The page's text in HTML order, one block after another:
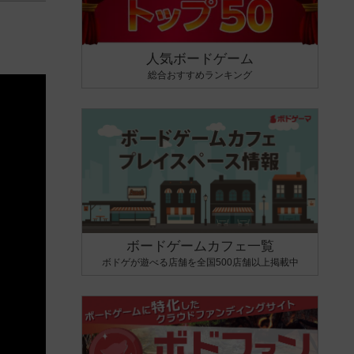
人気ボードゲーム
総合おすすめランキング
ボードゲームカフェ一覧
ボドゲが遊べる店舗を全国500店舗以上掲載中